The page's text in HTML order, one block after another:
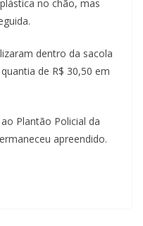
no chão, mas
dentro da sacola
de R$ 30,50 em
Plantão Policial da
apreendido.